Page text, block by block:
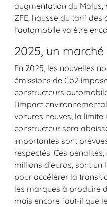
augmentation du Malus,
ZFE, hausse du tarif des
l'automobile va être
2025, un marché
En 2025, les nouvelles
émissions de Co2
constructeurs
l’impact
voitures neuves, la
constructeur sera
importantes sont
respectés. Ces
millions d’euros, sont
pour accélérer la
les marques à produire
mais encore faut-il que